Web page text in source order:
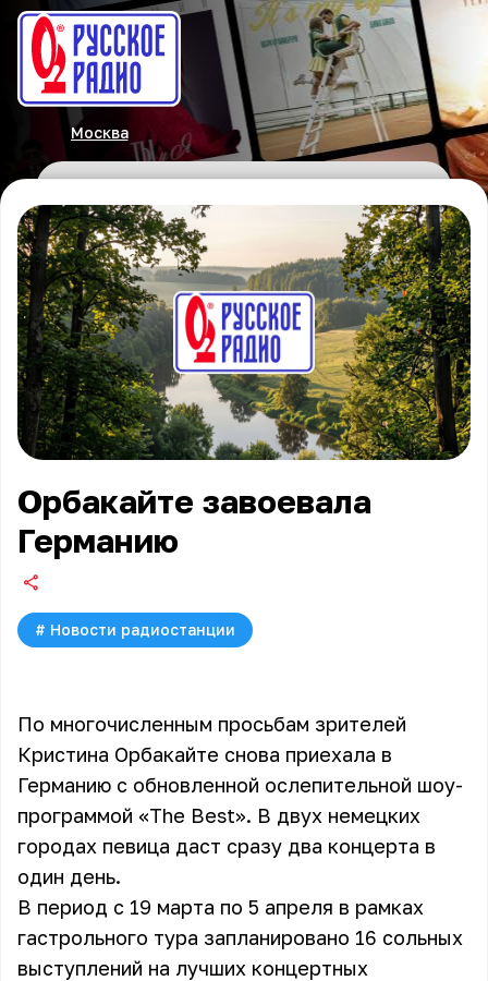
Москва
Орбакайте завоевала
Германию
# Новости радиостанции
По многочисленным просьбам зрителей
Кристина Орбакайте снова приехала в
Германию с обновленной ослепительной шоу-
программой «The Best». В двух немецких
городах певица даст сразу два концерта в
один день.
В период с 19 марта по 5 апреля в рамках
гастрольного тура запланировано 16 сольных
выступлений на лучших концертных